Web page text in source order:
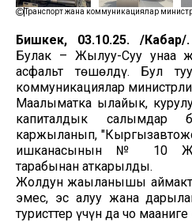
Транспорт жана коммуникациялар
Бишкек, 03.10.25. /Кабар/.
Булак – Жылуу-Суу унаа
асфальт төшөлдү. Бул
коммуникациялар
Маалыматка ылайык,
капиталдык салымдар
каржыланып,
ишканасынын № 10
тарабынан аткарылды.
Жолдун жаңыланышы
эмес, эс алуу жана
туристтер үчүн да чоң мааниге